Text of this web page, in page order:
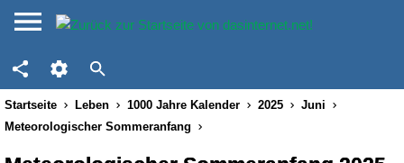
Startseite Leben 1000 Jahre Kalender 2025
Juni
Meteorologischer Sommeranfang